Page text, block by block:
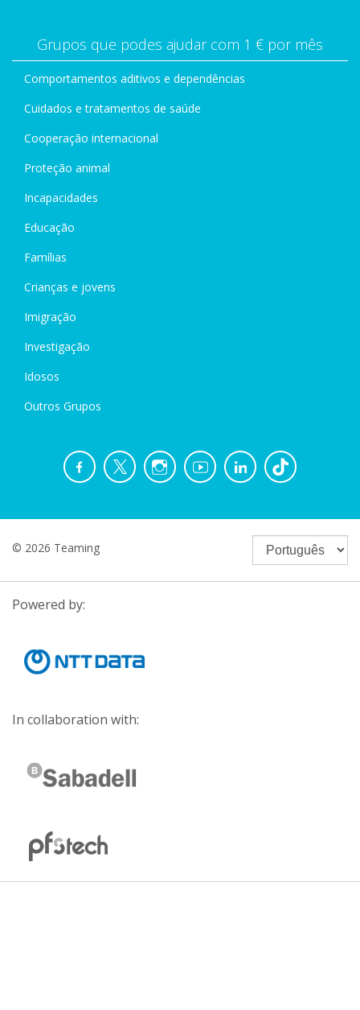
Grupos que podes ajudar com 1 € por mês
Comportamentos aditivos e dependências
Cuidados e tratamentos de saúde
Cooperação internacional
Proteção animal
Incapacidades
Educação
Famílias
Crianças e jovens
Imigração
Investigação
Idosos
Outros Grupos
© 2026 Teaming
Powered by:
In collaboration with: